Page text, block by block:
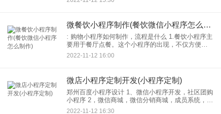
照提示就能一步步自己搞定logo。并且可以
微餐饮小程序制作(餐饮微信小程序怎么制作)
: 购物小程序如何制作，流程是什么 1.餐饮小程序主
要用于餐厅点餐。这个小程序的出现，不仅方便了
用户点餐，也提高了餐厅工作人员的工作效率。所
以餐饮小程序怎么做，有哪些步骤？让我们仔细看
2022-11-12 16:00
微店小程序定制开发(小程序定制)
郑州百度小程序设计 1、微信小程序开发，社区团购
小程序 2，微信商城，微信分销商城，成员系统，分
数商城 3.餐饮小程序，扫码点餐，外卖小程序(根据
2022-11-12 16:30